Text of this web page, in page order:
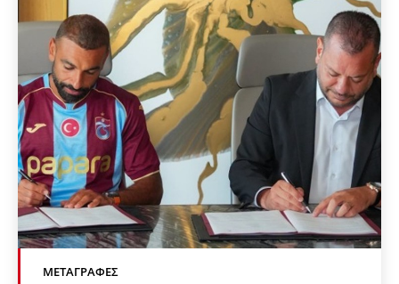
ΜΕΤΑΓΡΑΦΈΣ